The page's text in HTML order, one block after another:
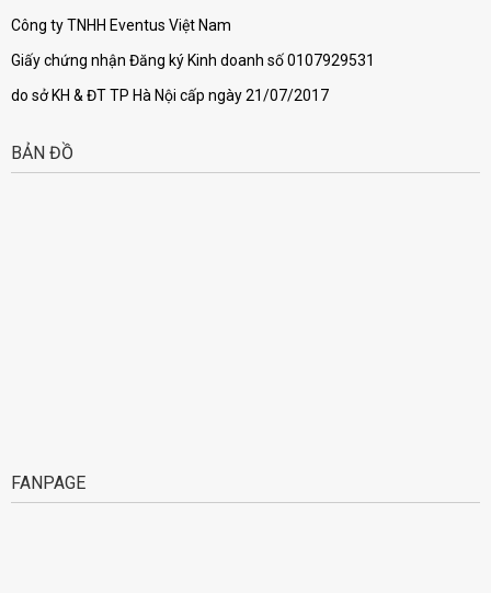
Công ty TNHH Eventus Việt Nam
Giấy chứng nhận Đăng ký Kinh doanh số 0107929531
do sở KH & ĐT TP Hà Nội cấp ngày 21/07/2017
BẢN ĐỒ
FANPAGE